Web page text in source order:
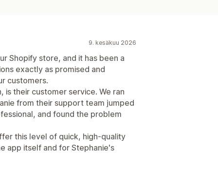
9. kesäkuu 2026
Shopify store, and it has been a
exactly as promised and
customers.
is their customer service. We ran
from their support team jumped
and found the problem
this level of quick, high-quality
app itself and for Stephanie's